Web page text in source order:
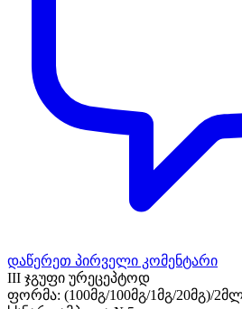
დაწერეთ პირველი კომენტარი
III ჯგუფი ურეცეპტოდ
ფორმა: (100მგ/100მგ/1მგ/20მგ)/